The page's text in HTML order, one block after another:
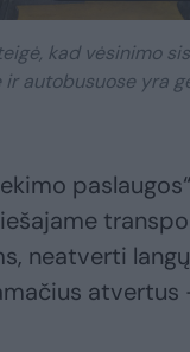
kad vėsinimo
autobusuose yra
neatverti
atvertus